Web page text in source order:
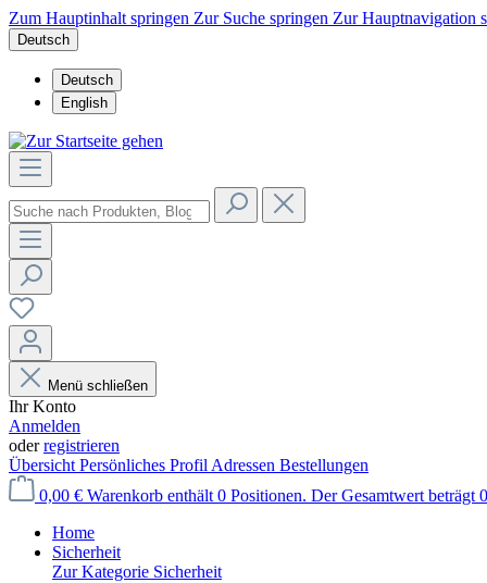
Zum Hauptinhalt springen Zur Suche springen Zur Hauptnavigation
Deutsch
Deutsch
English
Menü schließen
Ihr Konto
Anmelden
oderregistrieren
Übersicht Persönliches Profil Adressen Bestellungen
0,00 € Warenkorb enthält 0 Positionen. Der Gesamtwert beträgt
Home
Sicherheit
Zur Kategorie Sicherheit